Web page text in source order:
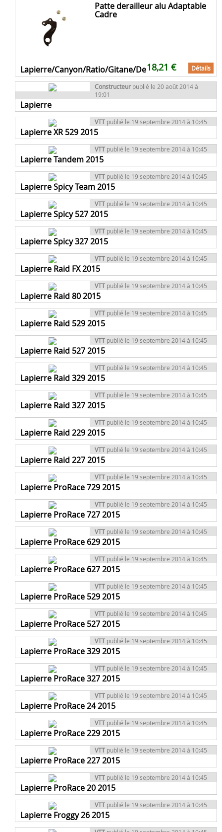
Patte derailleur alu Adaptable
Cadre
Lapierre/Canyon/Ratio/Gitane/Decathlon (gh-080)
18,21 € Détails
Constructeur publié le 20 août 2014 à
19:01
Lapierre
VTT publié le 19 septembre 2014 à 10:45
Lapierre XR 529 2015
VTT publié le 19 septembre 2014 à 10:45
Lapierre Tandem 2015
VTT publié le 19 septembre 2014 à 10:45
Lapierre Spicy Team 2015
VTT publié le 19 septembre 2014 à 10:45
Lapierre Spicy 527 2015
VTT publié le 19 septembre 2014 à 10:45
Lapierre Spicy 327 2015
VTT publié le 19 septembre 2014 à 10:45
Lapierre Raid FX 2015
VTT publié le 19 septembre 2014 à 10:45
Lapierre Raid 80 2015
VTT publié le 19 septembre 2014 à 10:45
Lapierre Raid 529 2015
VTT publié le 19 septembre 2014 à 10:45
Lapierre Raid 527 2015
VTT publié le 19 septembre 2014 à 10:45
Lapierre Raid 329 2015
VTT publié le 19 septembre 2014 à 10:45
Lapierre Raid 327 2015
VTT publié le 19 septembre 2014 à 10:45
Lapierre Raid 229 2015
VTT publié le 19 septembre 2014 à 10:45
Lapierre Raid 227 2015
VTT publié le 19 septembre 2014 à 10:45
Lapierre ProRace 729 2015
VTT publié le 19 septembre 2014 à 10:45
Lapierre ProRace 727 2015
VTT publié le 19 septembre 2014 à 10:45
Lapierre ProRace 629 2015
VTT publié le 19 septembre 2014 à 10:45
Lapierre ProRace 627 2015
VTT publié le 19 septembre 2014 à 10:45
Lapierre ProRace 529 2015
VTT publié le 19 septembre 2014 à 10:45
Lapierre ProRace 527 2015
VTT publié le 19 septembre 2014 à 10:45
Lapierre ProRace 329 2015
VTT publié le 19 septembre 2014 à 10:45
Lapierre ProRace 327 2015
VTT publié le 19 septembre 2014 à 10:45
Lapierre ProRace 24 2015
VTT publié le 19 septembre 2014 à 10:45
Lapierre ProRace 229 2015
VTT publié le 19 septembre 2014 à 10:45
Lapierre ProRace 227 2015
VTT publié le 19 septembre 2014 à 10:45
Lapierre ProRace 20 2015
VTT publié le 19 septembre 2014 à 10:45
Lapierre Froggy 26 2015